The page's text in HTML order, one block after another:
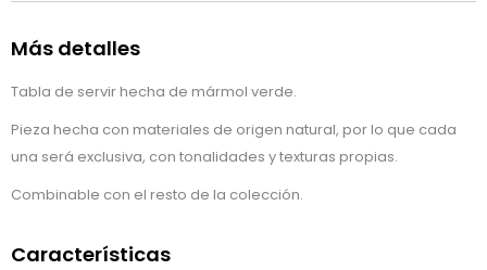
Más detalles
Tabla de servir hecha de mármol verde.
Pieza hecha con materiales de origen natural, por lo que cada
una será exclusiva, con tonalidades y texturas propias.
Combinable con el resto de la colección.
Características